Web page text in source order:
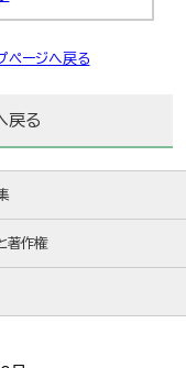
ページへ戻る
戻る
著作権